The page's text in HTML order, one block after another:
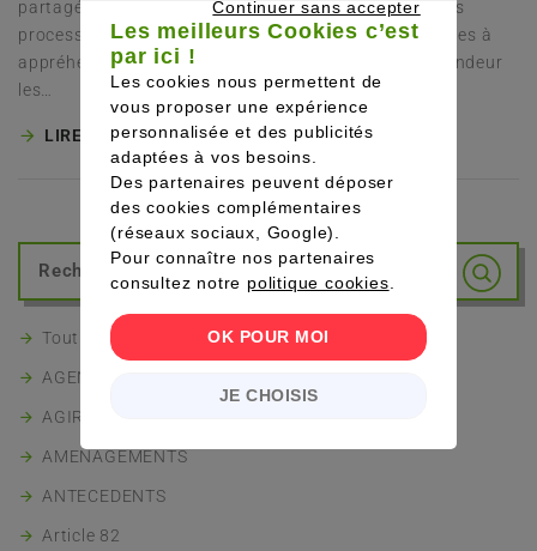
partagée à 50/50 entre les conducteurs, les différents
processus de remboursement s’avèrent plus complexes à
appréhender. Il est impératif de comprendre en profondeur
les…
LIRE LA SUITE
Tout le lexique
AGENT GENERAL
AGIRA
AMENAGEMENTS
ANTECEDENTS
Article 82
Continuer sans accepter
Les meilleurs Cookies c’est
par ici !
Les cookies nous permettent de
vous proposer une expérience
personnalisée et des publicités
adaptées à vos besoins.
Des partenaires peuvent déposer
des cookies complémentaires
(réseaux sociaux, Google).
Pour connaître nos partenaires
consultez notre politique cookies
JE CHOISIS
OK POUR MOI
CONTINUER SANS ACCEPTER